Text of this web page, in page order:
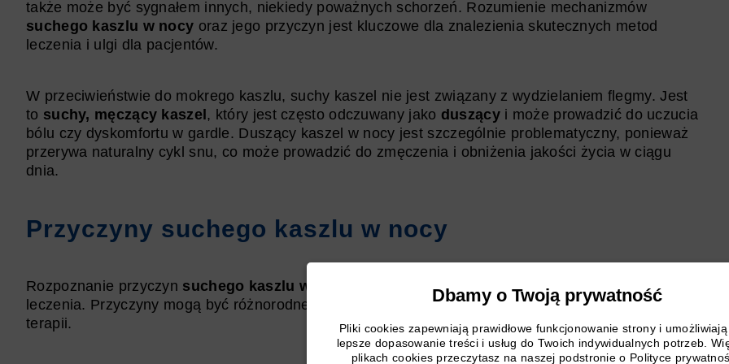
Dbamy o Twoją prywatność
Pliki cookies zapewniają prawidłowe funkcjonowanie strony i
lepsze dopasowanie treści i usług do Twoich indywidualnych potrzeb.
plikach cookies przeczytasz na naszej podstronie o Polityce
także może być sygnałem innych, niekiedy poważnych schorzeń. Rozumienie mechanizmów
suchego kaszlu w nocy oraz jego przyczyn jest kluczowe dla znalezienia skutecznych metod
leczenia i ulgi dla pacjentów.
W przeciwieństwie do mokrego kaszlu, suchy kaszel nie jest związany z wydzielaniem flegmy. Jest
to suchy, męczący kaszel , który jest często odczuwany jako duszącyi może prowadzić do uczucia
bólu czy dyskomfortu w gardle. Duszący kaszel w nocy jest szczególnie problematyczny, ponieważ
przerywa naturalny cykl snu, co może prowadzić do zmęczenia i obniżenia jakości życia w ciągu
dnia.
Przyczyny suchego kaszlu w nocy
Rozpoznanie przyczyn suchego kaszlu w nocy
jest pierwszym krokiem do jego skutecznego
leczenia. Przyczyny mogą być różnorodne, a ich zrozumienie pomaga w doborze odpowiedniej
terapii.